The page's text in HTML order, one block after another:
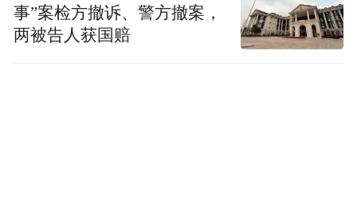
事”案检方撤诉、警方撤案，
两被告人获国赔